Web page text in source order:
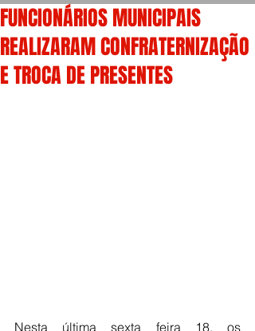
FUNCIONÁRIOS MUNICIPAIS
REALIZARAM CONFRATERNIZAÇÃO
E TROCA DE PRESENTES
Nesta última sexta feira 18, os